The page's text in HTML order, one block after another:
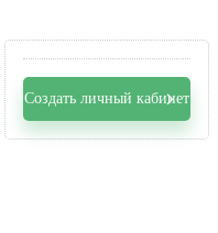
Создать личный кабинет